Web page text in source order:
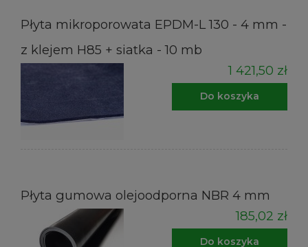
Płyta mikroporowata EPDM-L 130 - 4 mm -
z klejem H85 + siatka - 10 mb
1 421,50 zł
Do koszyka
Płyta gumowa olejoodporna NBR 4 mm
185,02 zł
Do koszyka